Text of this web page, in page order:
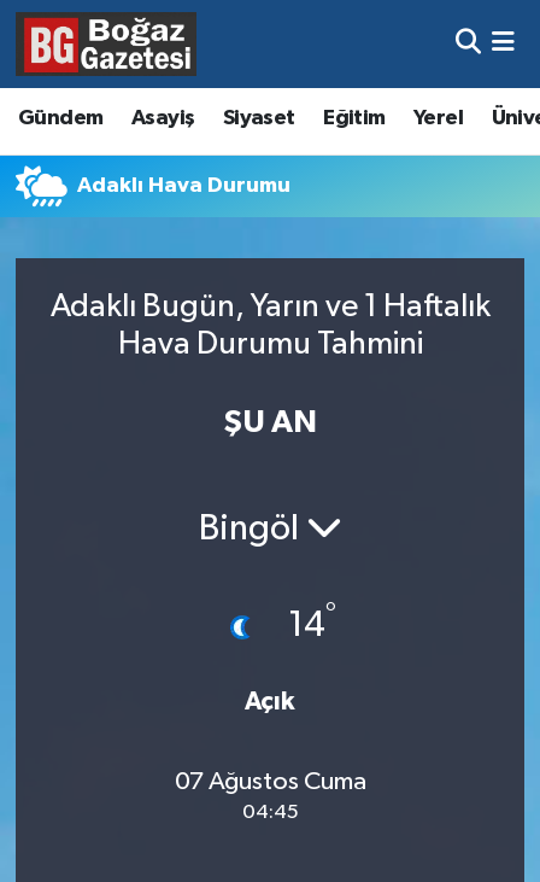
Gündem Asayiş Siyaset Eğitim Yerel
Adaklı Hava Durumu
Adaklı Bugün, Yarın ve 1 Haftalık
Hava Durumu Tahmini
ŞU AN
Bingöl
14°
Açık
07 Ağustos Cuma
04:45
Asayiş
Eğitim
Ekonomi
Kültür ve Sanat
Hava Durumu
Trafik Durumu
Süper Lig Puan Durumu ve Fikstür
Son Dakika Haberleri